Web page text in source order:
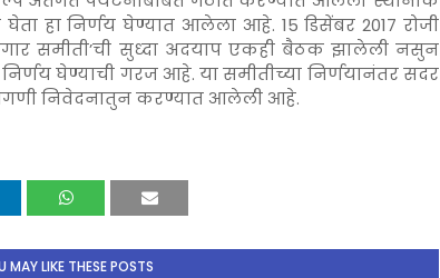
हा निर्णय घेण्यात आलेला आहे. 15 डिसेंबर 2017 रोजी
समीती’ची सुध्दा अदयाप एकही बैठक झालेली नसुन
घेण्याची गरज आहे. या समीतीच्या निर्णयानंतर सदर
निवेदनातुन करण्यात आलेली आहे.
MAY LIKE THESE POSTS